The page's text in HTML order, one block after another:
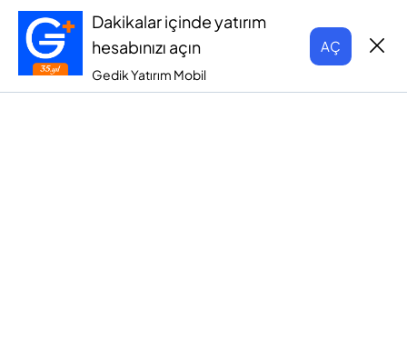
Dakikalar içinde yatırım
hesabınızı açın
Gedik Yatırım Mobil
AÇ